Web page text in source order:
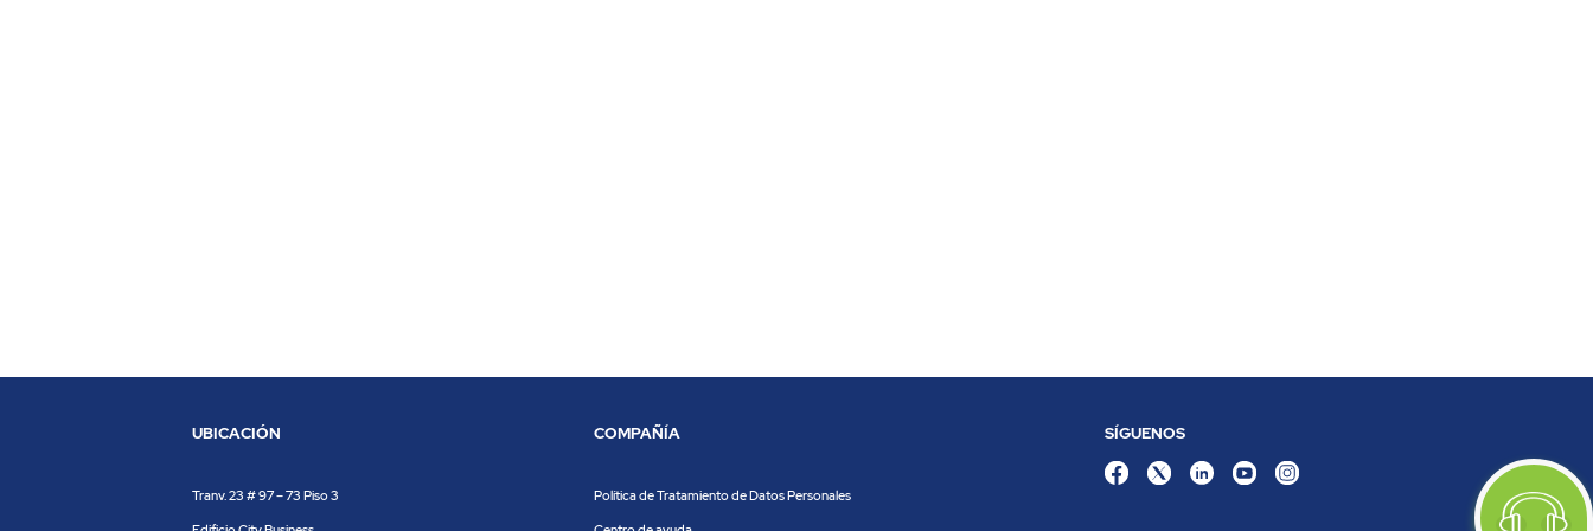
UBICACIÓN
Tranv. 23 # 97 – 73 Piso 3
COMPAÑÍA
Política de Tratamiento de Datos Personales
SÍGUENOS